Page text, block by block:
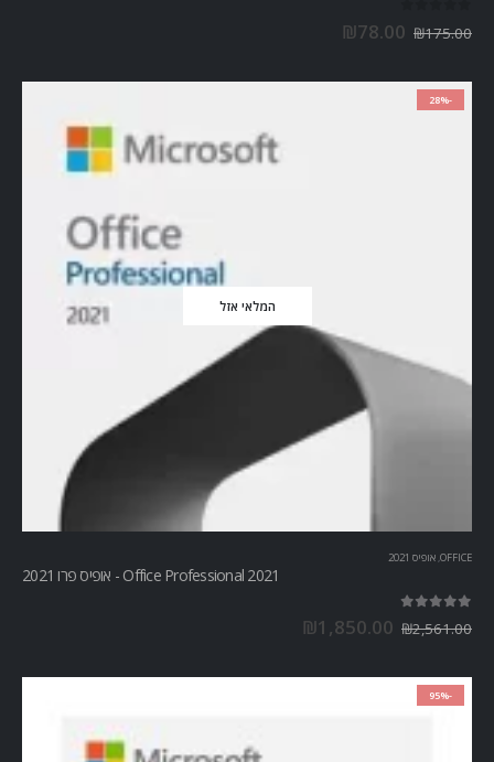
₪175.00
₪78.00
-28%
המלאי אזל
OFFICE אופיס 2021
Office Professional 2021 - אופיס פרו 2021
₪2,561.00
₪1,850.00
-95%